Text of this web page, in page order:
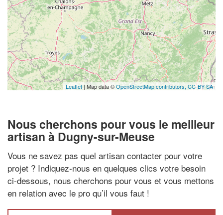
Leaflet | Map data ©OpenStreetMap contributors, CC-BY-SA
Nous cherchons pour vous le meilleur
artisan à Dugny-sur-Meuse
Vous ne savez pas quel artisan contacter pour votre
projet ? Indiquez-nous en quelques clics votre besoin
ci-dessous, nous cherchons pour vous et vous mettons
en relation avec le pro qu’il vous faut !